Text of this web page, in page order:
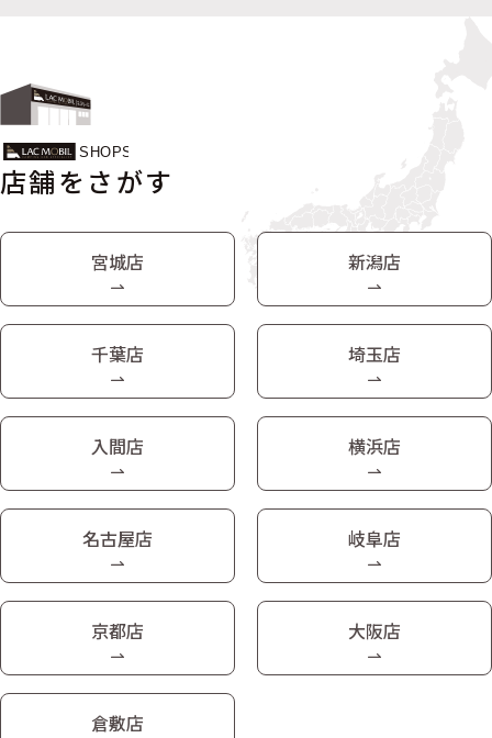
店舗をさがす
宮城店 新潟店
千葉店 埼玉店
入間店 横浜店
名古屋店 岐阜店
京都店 大阪店
倉敷店